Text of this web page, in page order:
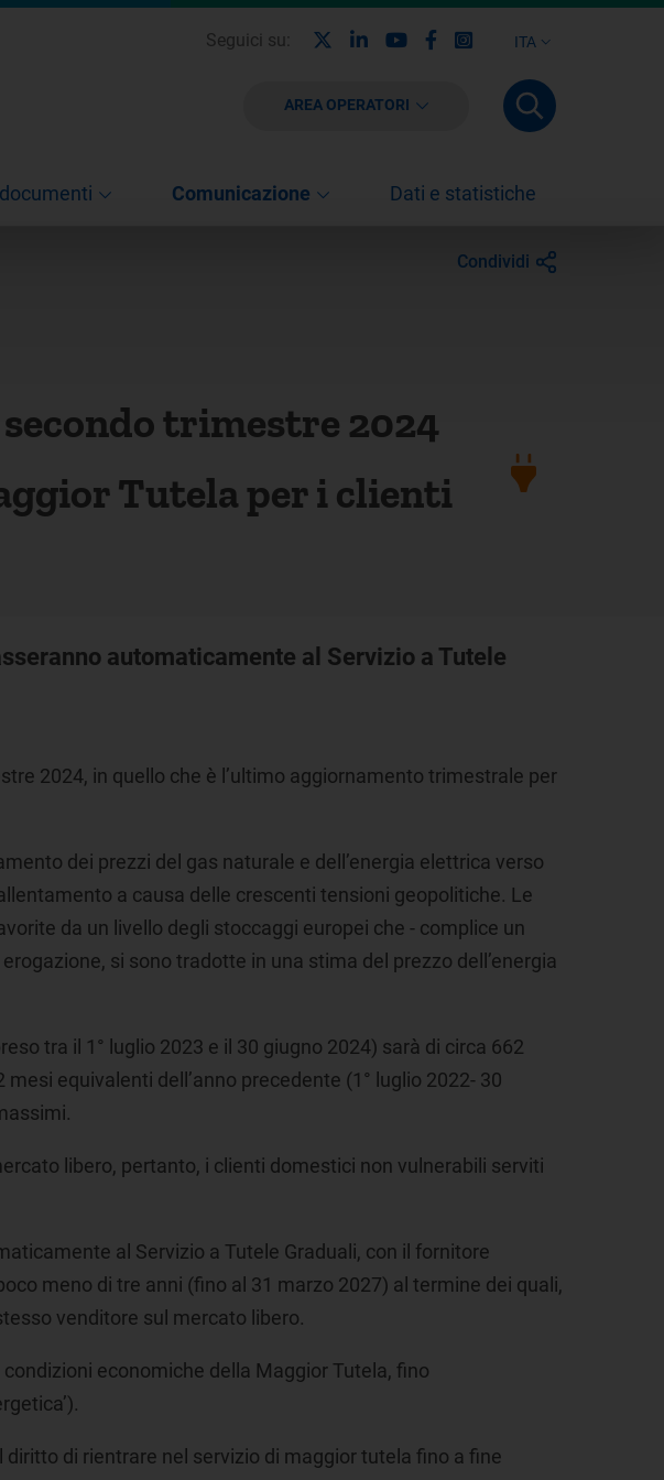
ITA
Seguici su: LinkedinYoutubeFacebook
Instagram
AREA OPERATORI
Comunicazione Dati e statistiche
Condividi
trimestre 2024
Tutela per i clienti
automaticamente al Servizio a Tutele
2024, in quello che è l’ultimo aggiornamento trimestrale per
dei prezzi del gas naturale e dell’energia elettrica verso
a causa delle crescenti tensioni geopolitiche. Le
da un livello degli stoccaggi europei che - complice un
si sono tradotte in una stima del prezzo dell’energia
tra il 1° luglio 2023 e il 30 giugno 2024) sarà di circa 662
equivalenti dell’anno precedente (1° luglio 2022- 30
libero, pertanto, i clienti domestici non vulnerabili serviti
al Servizio a Tutele Graduali, con il fornitore
meno di tre anni (fino al 31 marzo 2027) al termine dei quali,
venditore sul mercato libero.
economiche della Maggior Tutela, fino
di rientrare nel servizio di maggior tutela fino a fine